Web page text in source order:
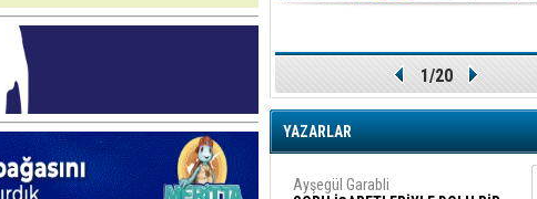
1/20
YAZARLAR
Ayşegül Garabli